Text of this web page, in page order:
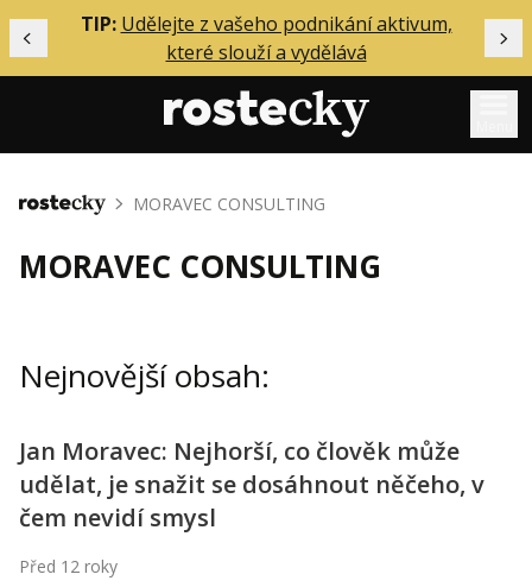
Předchozí
TIP: Udělejte z vašeho podnikání aktivum,
které slouží a vydělává
Mentoring
Solo
Inzerce
Přihlášení
Obchodní podmínky
Domů MORAVEC CONSULTING
MORAVEC CONSULTING
Nejnovější obsah:
Jan Moravec: Nejhorší, co člověk může
udělat, je snažit se dosáhnout něčeho, v
čem nevidí smysl
Před 12 roky